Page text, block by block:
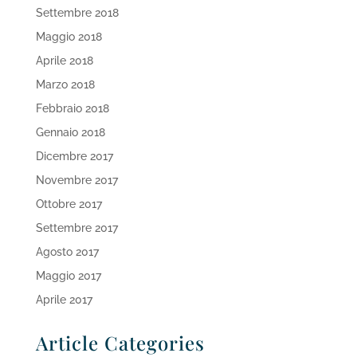
Settembre 2018
Maggio 2018
Aprile 2018
Marzo 2018
Febbraio 2018
Gennaio 2018
Dicembre 2017
Novembre 2017
Ottobre 2017
Settembre 2017
Agosto 2017
Maggio 2017
Aprile 2017
Article Categories